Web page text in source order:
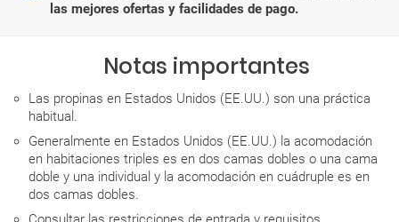
las mejores ofertas y facilidades de pago.
Notas importantes
Las propinas en Estados Unidos (EE.UU.) son una práctica
habitual.
Generalmente en Estados Unidos (EE.UU.) la acomodación
en habitaciones triples es en dos camas dobles o una cama
doble y una individual y la acomodación en cuádruple es en
dos camas dobles.